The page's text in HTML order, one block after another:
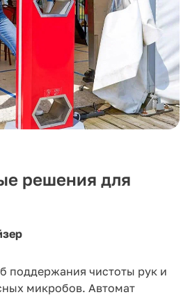
решения для
поддержания чистоты рук и
микробов. Автомат